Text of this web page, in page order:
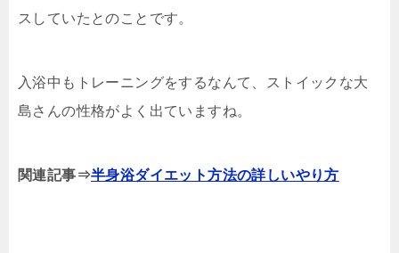
スしていたとのことです。
入浴中もトレーニングをするなんて、ストイックな大
島さんの性格がよく出ていますね。
関連記事⇒半身浴ダイエット方法の詳しいやり方